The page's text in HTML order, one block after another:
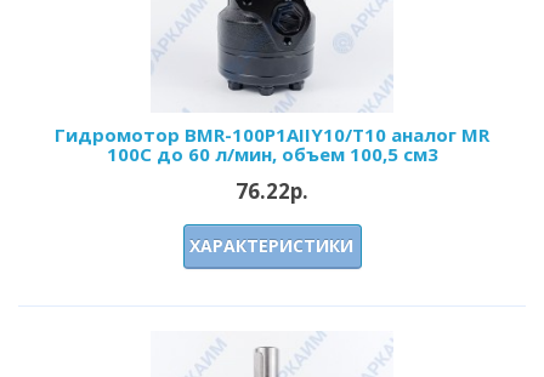
Гидромотор BMR-100P1AIIY10/T10 аналог MR
100C до 60 л/мин, объем 100,5 см3
76.22р.
ХАРАКТЕРИСТИКИ